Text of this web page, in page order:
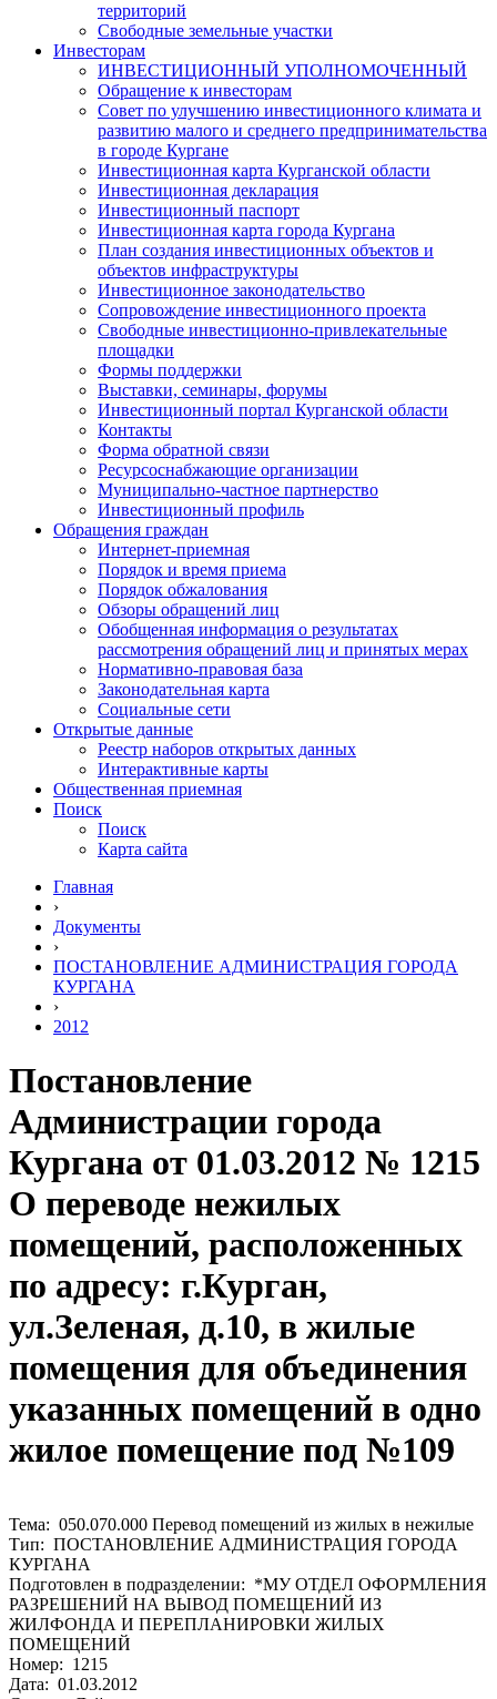
территорий
Свободные земельные участки
Инвесторам
ИНВЕСТИЦИОННЫЙ УПОЛНОМОЧЕННЫЙ
Обращение к инвесторам
Совет по улучшению инвестиционного климата и
развитию малого и среднего предпринимательства
в городе Кургане
Инвестиционная карта Курганской области
Инвестиционная декларация
Инвестиционный паспорт
Инвестиционная карта города Кургана
План создания инвестиционных объектов и
объектов инфраструктуры
Инвестиционное законодательство
Сопровождение инвестиционного проекта
Свободные инвестиционно-привлекательные
площадки
Формы поддержки
Выставки, семинары, форумы
Инвестиционный портал Курганской области
Контакты
Форма обратной связи
Ресурсоснабжающие организации
Муниципально-частное партнерство
Инвестиционный профиль
Обращения граждан
Интернет-приемная
Порядок и время приема
Порядок обжалования
Обзоры обращений лиц
Обобщенная информация о результатах
рассмотрения обращений лиц и принятых мерах
Нормативно-правовая база
Законодательная карта
Социальные сети
Открытые данные
Реестр наборов открытых данных
Интерактивные карты
Общественная приемная
Поиск
Поиск
Карта сайта
Главная
›
Документы
›
ПОСТАНОВЛЕНИЕ АДМИНИСТРАЦИЯ ГОРОДА
КУРГАНА
›
2012
Постановление
Администрации города
Кургана от 01.03.2012 № 1215
О переводе нежилых
помещений, расположенных
по адресу: г.Курган,
ул.Зеленая, д.10, в жилые
помещения для объединения
указанных помещений в одно
жилое помещение под №109
Тема: 050.070.000 Перевод помещений из жилых в нежилые
Тип: ПОСТАНОВЛЕНИЕ АДМИНИСТРАЦИЯ ГОРОДА
КУРГАНА
Подготовлен в подразделении: *МУ ОТДЕЛ ОФОРМЛЕНИЯ
РАЗРЕШЕНИЙ НА ВЫВОД ПОМЕЩЕНИЙ ИЗ
ЖИЛФОНДА И ПЕРЕПЛАНИРОВКИ ЖИЛЫХ
ПОМЕЩЕНИЙ
Номер: 1215
Дата: 01.03.2012